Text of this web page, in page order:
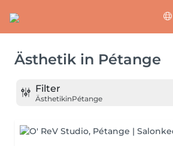
Ästhetik in Pétange
Filter
ÄsthetikinPétange